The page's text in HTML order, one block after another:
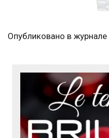
Опубликовано в журнале